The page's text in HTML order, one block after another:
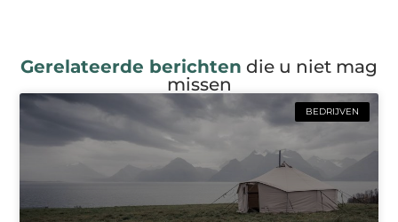
Gerelateerde berichten die u niet mag
missen
BEDRIJVEN